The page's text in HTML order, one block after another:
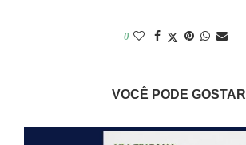
0
VOCÊ PODE GOSTAR